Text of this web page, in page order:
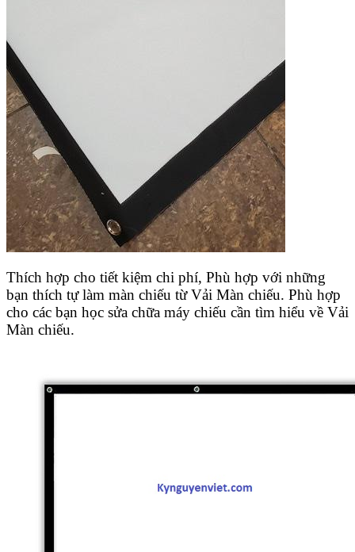
Thích hợp cho tiết kiệm chi phí, Phù hợp với những
bạn thích tự làm màn chiếu từ Vải Màn chiếu. Phù hợp
cho các bạn học sửa chữa máy chiếu cần tìm hiểu về Vải
Màn chiếu.